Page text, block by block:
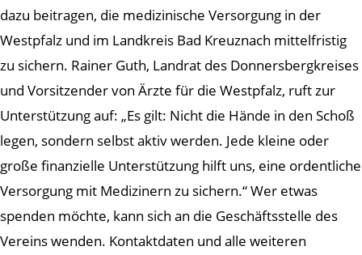
dazu beitragen, die medizinische Versorgung in der
Westpfalz und im Landkreis Bad Kreuznach mittelfristig
zu sichern. Rainer Guth, Landrat des Donnersbergkreises
und Vorsitzender von Ärzte für die Westpfalz, ruft zur
Unterstützung auf: „Es gilt: Nicht die Hände in den Schoß
legen, sondern selbst aktiv werden. Jede kleine oder
große finanzielle Unterstützung hilft uns, eine ordentliche
Versorgung mit Medizinern zu sichern.“ Wer etwas
spenden möchte, kann sich an die Geschäftsstelle des
Vereins wenden. Kontaktdaten und alle weiteren